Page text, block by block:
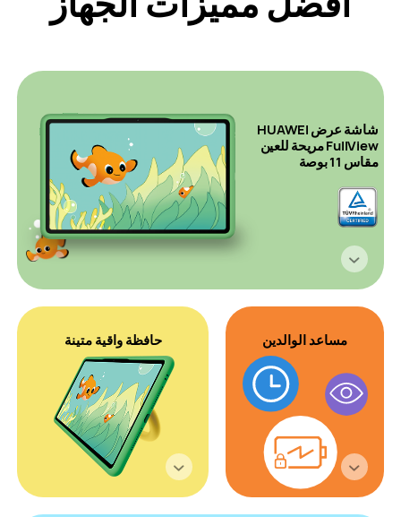
شاشة عرض HUAWEI
FullView مريحة للعين
مقاس 11 بوصة
حافظة واقيةمتينة مساعد الوالدين